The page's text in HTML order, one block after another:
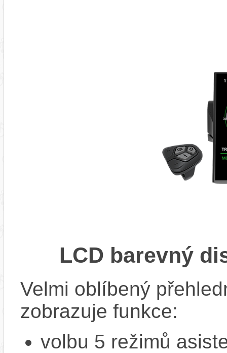
LCD barevný
Velmi oblíbený
zobrazuje funkce:
volbu 5 režimů